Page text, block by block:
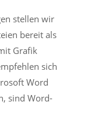
stellen wir
bereit als
Grafik
sich
Word
sind Word-